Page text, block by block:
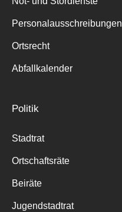
Personalausschreibungen
Ortsrecht
Abfallkalender
Politik
Stadtrat
Ortschaftsräte
Beiräte
Jugendstadtrat